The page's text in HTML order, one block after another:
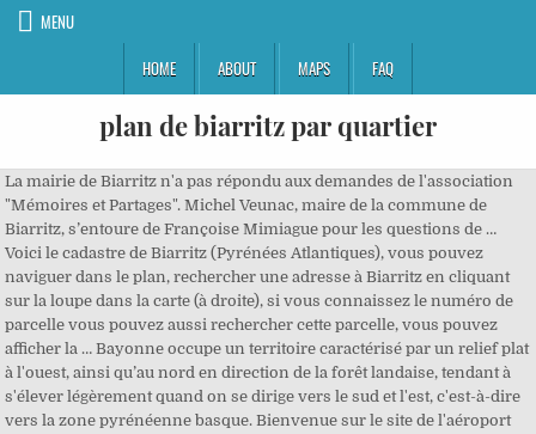
MENU
HOME
ABOUT MAPS FAQ
plan de biarritz par quartier
La mairie de Biarritz n'a pas répondu aux demandes de l'association
"Mémoires et Partages". Michel Veunac, maire de la commune de
Biarritz, s’entoure de Françoise Mimiague pour les questions de …
Voici le cadastre de Biarritz (Pyrénées Atlantiques), vous pouvez
naviguer dans le plan, rechercher une adresse à Biarritz en cliquant
sur la loupe dans la carte (à droite), si vous connaissez le numéro de
parcelle vous pouvez aussi rechercher cette parcelle, vous pouvez
afficher la … Bayonne occupe un territoire caractérisé par un relief plat
à l'ouest, ainsi qu’au nord en direction de la forêt landaise, tendant à
s'élever légèrement quand on se dirige vers le sud et l'est, c'est-à-dire
vers la zone pyrénéenne basque. Bienvenue sur le site de l'aéroport